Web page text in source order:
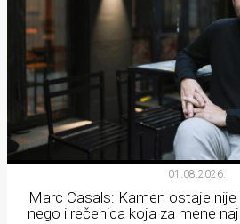
01.08.2026.
Marc Casals: Kamen ostaje
nego i rečenica koja za mene